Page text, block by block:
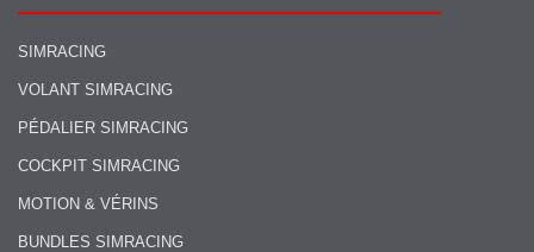
SIMRACING
VOLANT SIMRACING
PÉDALIER SIMRACING
COCKPIT SIMRACING
MOTION & VÉRINS
BUNDLES SIMRACING